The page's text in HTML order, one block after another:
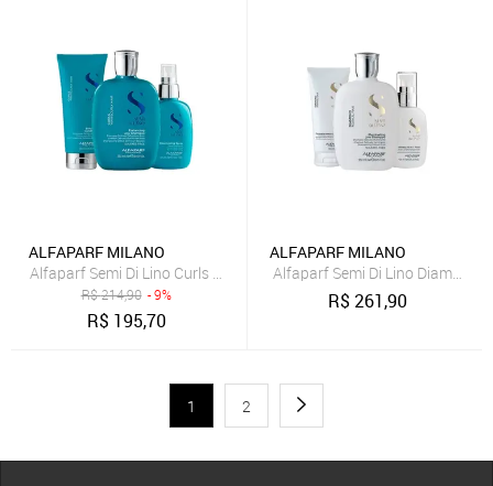
ALFAPARF MILANO
Alfaparf Semi Di Lino Curls Shampoo, Cond e Spray
R$214,90 - 9%
R$ 195,70
ALFAPARF MILANO
Alfaparf Semi Di Lino Diamond
R$261,90
1 2